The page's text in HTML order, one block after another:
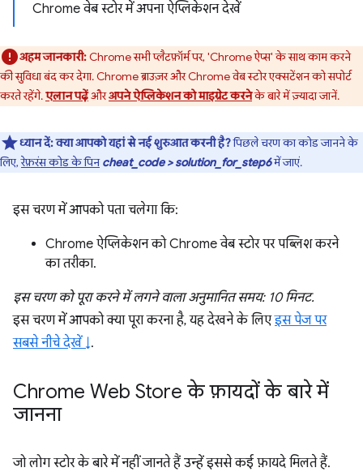
Chrome वेब स्टोर में अपना ऐप्लिकेशन देखें
अहम जानकारी:Chrome सभी प्लैटफ़ॉर्म पर, 'Chrome ऐप्स' के साथ काम करने
की सुविधा बंद कर देगा. Chrome ब्राउज़र और Chrome वेब स्टोर एक्सटेंशन को सपोर्ट
करते रहेंगे.एलान पढ़ेंऔरअपने ऐप्लिकेशन को माइग्रेट करनेके बारे में ज़्यादा जानें.
ध्यान दें:क्या आपको यहां से नई शुरुआत करनी है?पिछले चरण का कोड जानने के
लिए,रेफ़रंस कोड के पिन cheat_code > solution_for_step6में जाएं.
इस चरण में आपको पता चलेगा कि:
Chrome ऐप्लिकेशन को Chrome वेब स्टोर पर पब्लिश करने
का तरीका.
इस चरण को पूरा करने में लगने वाला अनुमानित समय: 10 मिनट.
इस चरण में आपको क्या पूरा करना है, यह देखने के लिएइस पेज पर
सबसे नीचे देखें ↓.
Chrome Web Store के फ़ायदों के बारे में
जानना
जो लोग स्टोर के बारे में नहीं जानते हैं उन्हें इससे कई फ़ायदे मिलते हैं.